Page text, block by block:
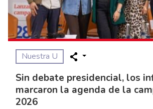
Nuestra U
Sin debate presidencial, los
marcaron la agenda de la
2026